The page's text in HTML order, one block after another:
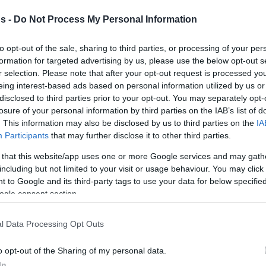
- Do Not Process My Personal Information
opt-out of the sale, sharing to third parties, or processing of your
for targeted advertising by us, please use the below opt-out
selection. Please note that after your opt-out request is processed
interest-based ads based on personal information utilized by us
to third parties prior to your opt-out. You may separately
of your personal information by third parties on the IAB’s list of
This information may also be disclosed by us to third parties on the
Participants that may further disclose it to other third parties.
that this website/app uses one or more Google services and may
but not limited to your visit or usage behaviour. You may
to Google and its third-party tags to use your data for below
consent section.
Data Processing Opt Outs
opt-out of the Sharing of my personal data.
11 añosentre la
League , la temporada 2025-26 será la
primera en Europa paraTony Snell ,
quien se unirá al recién ascendido
equipo francés Boulazac Basket
Dordogne.
En la liga desde 2013, Tony Snell ha
temporadas, vistiendo las camisetas de
,Detroit Pistons,Atlanta Hawks,
Pelicans.
de jugar entre
en un par de partidos en 2024.